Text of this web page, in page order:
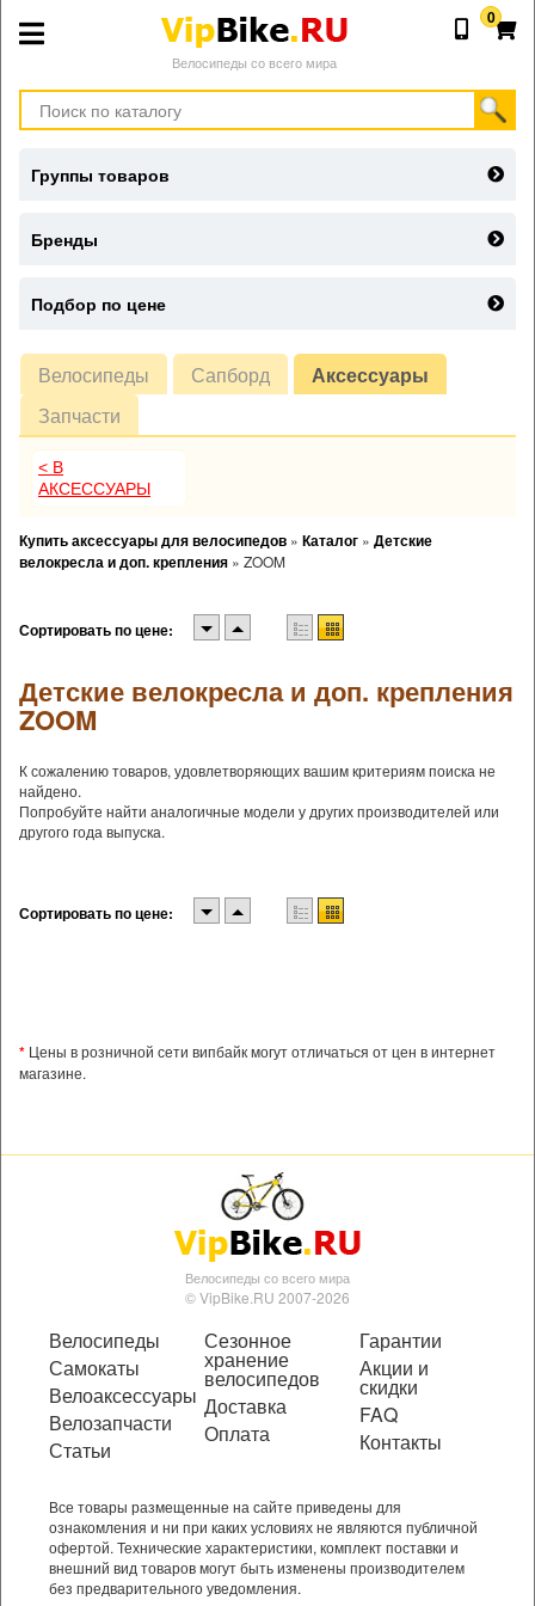
Велосипеды со всего мира
0
Велосипеды Сапборд
Аксессуары
Запчасти
< В
АКСЕССУАРЫ
Купить аксессуары для велосипедов » Каталог » Детские
велокресла и доп. крепления » ZOOM
Сортировать по цене:
Детские велокресла и доп. крепления
ZOOM
К сожалению товаров, удовлетворяющих вашим критериям поиска не
найдено.
Попробуйте найти аналогичные модели у других производителей или
другого года выпуска.
Сортировать по цене:
* Цены в розничной сети випбайк могут отличаться от цен в интернет
магазине.
Группы товаров
Бренды
Подбор по цене
Велосипеды со всего мира
© VipBike.RU 2007-2026
Велосипеды
Самокаты
Велоаксессуары
Велозапчасти
Статьи
Сезонное
хранение
велосипедов
Доставка
Оплата
Гарантии
Акции и
скидки
FAQ
Контакты
Все товары размещенные на сайте приведены для
ознакомления и ни при каких условиях не являются публичной
офертой. Технические характеристики, комплект поставки и
внешний вид товаров могут быть изменены производителем
без предварительного уведомления.